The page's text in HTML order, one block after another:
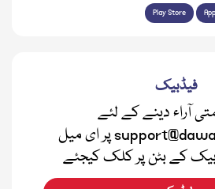
Play Store
فیڈبیک
آراء دینے کے لئے
support@dawateislami.net پر ای میل
بیک کے بٹن پر کلک کیجئے